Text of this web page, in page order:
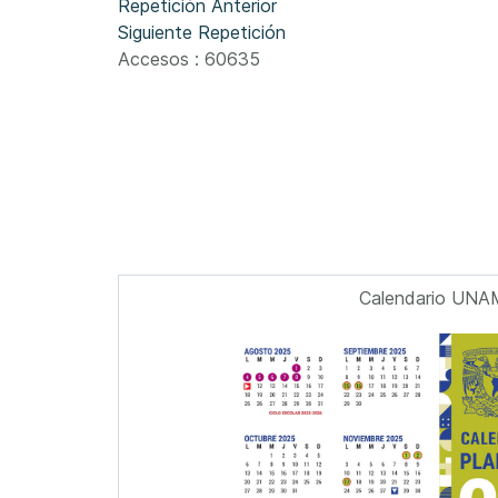
Repetición Anterior
Siguiente Repetición
Accesos : 60635
Calendario